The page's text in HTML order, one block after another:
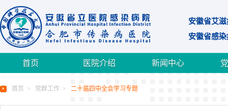
安徽省艾
安徽省感
首页 医院介绍 新闻中心
首页 > 党群工作 > 二十届四中全会学习专题